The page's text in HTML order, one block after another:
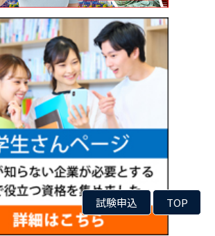
試験申込 TOP